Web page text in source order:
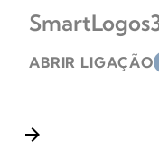
ABRIR LIGAÇÃO
arrow_forward